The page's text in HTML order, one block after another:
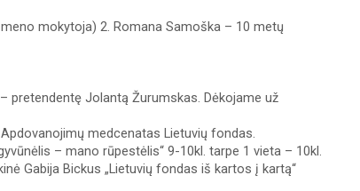
mokytoja) 2. Romana Samoška – 10 metų
pretendentę Jolantą Žurumskas. Dėkojame už
medcenatas Lietuvių fondas.
– mano rūpestėlis“ 9-10kl. tarpe 1 vieta – 10kl.
Gabija Bickus „Lietuvių fondas iš kartos į kartą“